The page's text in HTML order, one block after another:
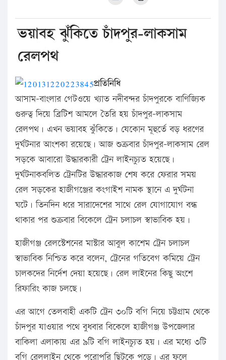
ভয়াবহ ঝুঁকিতে চাঁদপুর-লাকসাম
রেলপথ
প্রতিনিধি
আসাম-বাংলার গেটওয়ে খ্যাত নদীবন্দর চাঁদপুরকে বাণিজ্যিক
গুরুত্ব দিয়ে ব্রিটিশ আমলে তৈরি হয় চাঁদপুর-লাকসাম
রেলপথ। এখন ভয়াবহ ঝুঁকিতে। যেকোন মূহুর্তে বড় ধরণের
দুর্ঘটনার আংশকা রয়েছে। আজ শুক্রবার চাঁদপুর-লাকসাম রেল
সড়কে আবারো উদ্ধারকারী ট্রেন লাইনচ্যুত হয়েছে।
দুর্ঘটনাকবলিত ট্রেনটির উদ্ধারকাজ শেষ করে ফেরার সময়
রেল সড়কের হাজীগঞ্জের কংগাইশ নামক স্থানে এ দুর্ঘটনা
ঘটে। তিনদিন ধরে সারাদেশের সাথে রেল যোগাযোগ বন্ধ
থাকার পর শুক্রবার বিকেলে ট্রেন চলাচল স্বাভাবিক হয়।
হাজীগঞ্জ রেলস্টেশনের মাস্টার আবুল কাশেম ট্রেন চলাচল
স্বাভাবিক নিশ্চিত করে বলেন, ট্রেনের গতিবেগ কমিয়ে ট্রেন
চালকদের নির্দেশ দেয়া হয়েছে। রেল লাইনের কিছু অংশে
রিফারিং কাজ চলছে।
এর আগে তেলবাহী একটি ট্রেন ৩০টি বগি নিয়ে চট্টগ্রাম থেকে
চাঁদপুর যাওয়ার পথে বুধবার বিকেলে হাজীগঞ্জ উপজেলার
বাকিলা এলাকায় এর ৯টি বগি লাইনচ্যুত হয়। এর মধ্যে ৩টি
বগি রেললাইন থেকে পুরোপুরি ছিটকে পড়ে। এর ফলে